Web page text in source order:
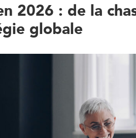
2026 : de la
globale